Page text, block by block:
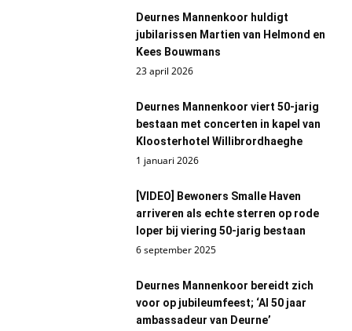
Deurnes Mannenkoor huldigt
jubilarissen Martien van Helmond en
Kees Bouwmans
23 april 2026
Deurnes Mannenkoor viert 50-jarig
bestaan met concerten in kapel van
Kloosterhotel Willibrordhaeghe
1 januari 2026
[VIDEO] Bewoners Smalle Haven
arriveren als echte sterren op rode
loper bij viering 50-jarig bestaan
6 september 2025
Deurnes Mannenkoor bereidt zich
voor op jubileumfeest; ‘Al 50 jaar
ambassadeur van Deurne’